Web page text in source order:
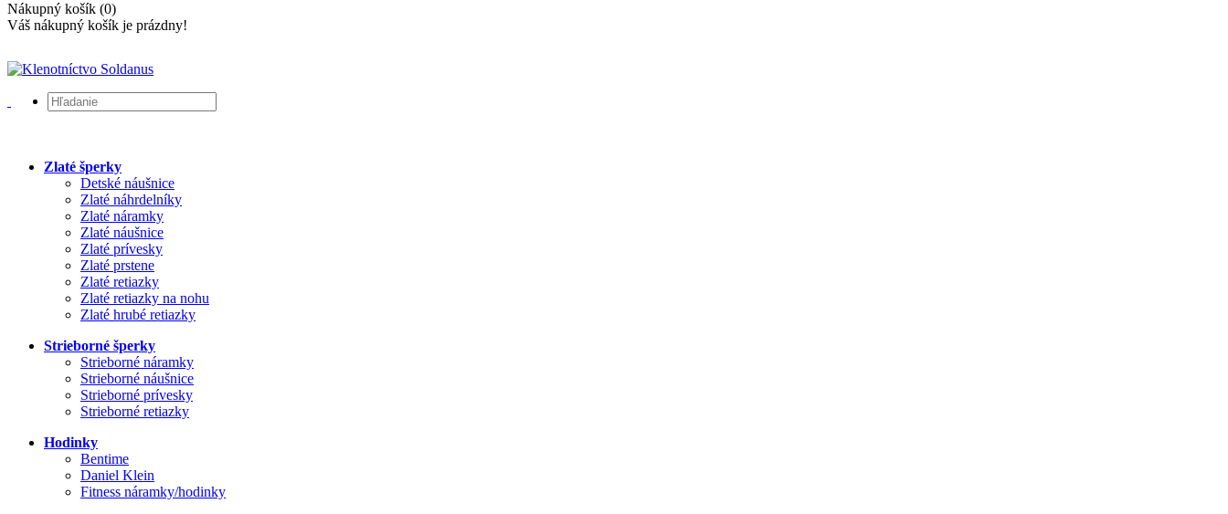
Nákupný košík (0)
Váš nákupný košík je prázdny!
Zlaté šperky
Detské náušnice
Zlaté náhrdelníky
Zlaté náramky
Zlaté náušnice
Zlaté prívesky
Zlaté prstene
Zlaté retiazky
Zlaté retiazky na nohu
Zlaté hrubé retiazky
Strieborné šperky
Strieborné náramky
Strieborné náušnice
Strieborné prívesky
Strieborné retiazky
Hodinky
Bentime
Daniel Klein
Fitness náramky/hodinky